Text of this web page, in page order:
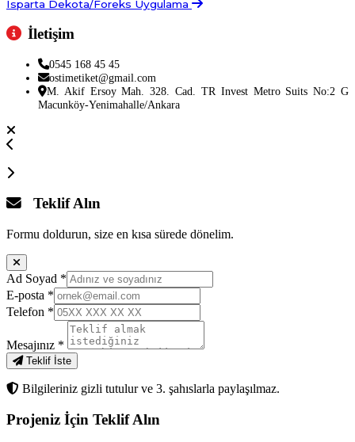
Isparta Dekota/Foreks Uygulama
İletişim
0545 168 45 45
ostimetiket@gmail.com
M. Akif Ersoy Mah. 328. Cad. TR Invest Metro Suits No:2 G
Macunköy-Yenimahalle/Ankara
Teklif Alın
Formu doldurun, size en kısa sürede dönelim.
Ad Soyad *
E-posta *
Telefon *
Mesajınız *
Teklif İste
Bilgileriniz gizli tutulur ve 3. şahıslarla paylaşılmaz.
Projeniz İçin Teklif Alın